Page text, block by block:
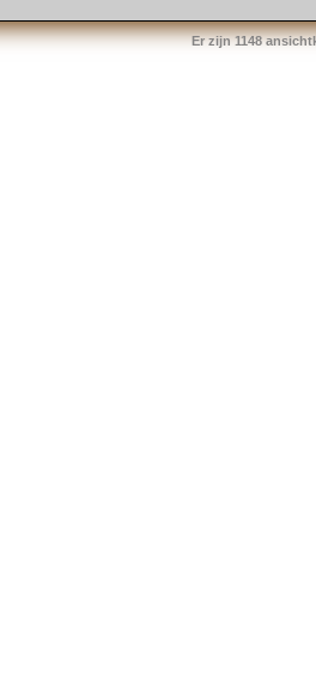
Er zijn 1148